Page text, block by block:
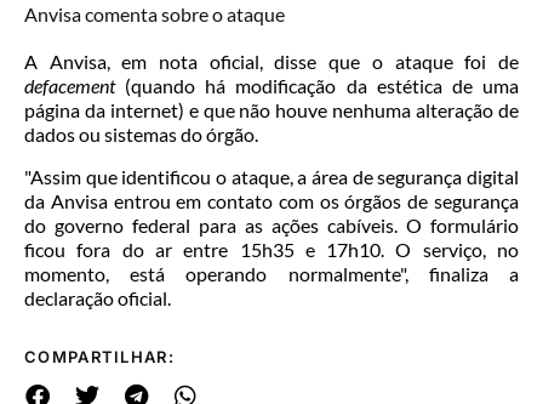
Anvisa comenta sobre o ataque
A Anvisa, em nota oficial, disse que o ataque foi de
defacement(quando há modificação da estética de uma
página da internet) e que não houve nenhuma alteração de
dados ou sistemas do órgão.
"Assim que identificou o ataque, a área de segurança digital
da Anvisa entrou em contato com os órgãos de segurança
do governo federal para as ações cabíveis. O formulário
ficou fora do ar entre 15h35 e 17h10. O serviço, no
momento, está operando normalmente", finaliza a
declaração oficial.
COMPARTILHAR: